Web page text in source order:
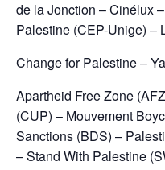
de la Jonction – Cinélux
Palestine (CEP-Unige) –
Change for Palestine –
Apartheid Free Zone
(CUP) – Mouvement
Sanctions (BDS) –
– Stand With Palestine